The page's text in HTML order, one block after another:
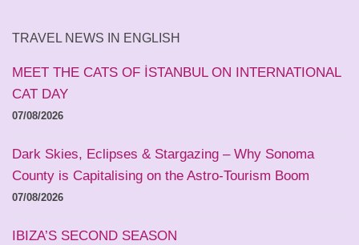
TRAVEL NEWS IN ENGLISH
MEET THE CATS OF İSTANBUL ON INTERNATIONAL
CAT DAY
07/08/2026
Dark Skies, Eclipses & Stargazing – Why Sonoma
County is Capitalising on the Astro-Tourism Boom
07/08/2026
IBIZA’S SECOND SEASON